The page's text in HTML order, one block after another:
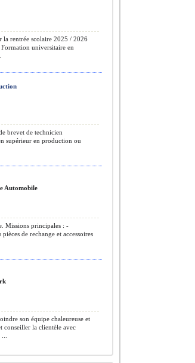
la rentrée scolaire 2025 / 2026
universitaire en
brevet de technicien
supérieur en production ou
Automobile
Missions principales : -
de rechange et accessoires
son équipe chaleureuse et
conseiller la clientèle avec